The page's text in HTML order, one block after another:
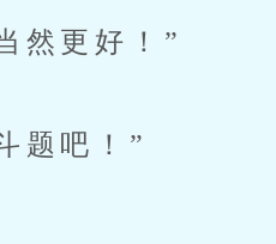
然更好！”
题吧！”